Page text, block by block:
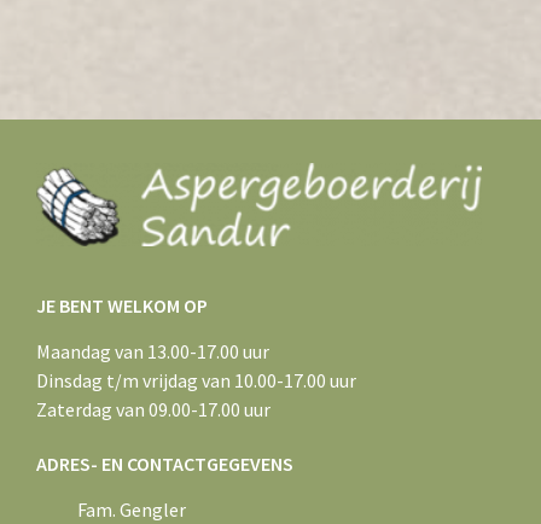
JE BENT WELKOM OP
Maandag van 13.00-17.00 uur
Dinsdag t/m vrijdag van 10.00-17.00 uur
Zaterdag van 09.00-17.00 uur
ADRES- EN CONTACTGEGEVENS
Fam. Gengler